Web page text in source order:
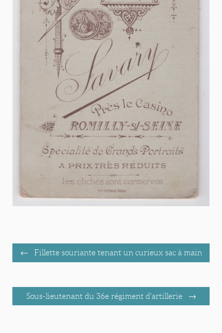
Fillette souriante tenant un curieux sac à main
Sous-lieutenant du 36e régiment d'artillerie